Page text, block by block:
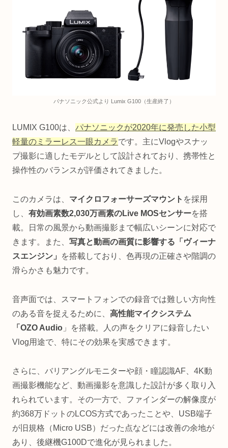
パナソニック公式より Lumix G100（生産終了）
LUMIX G100は、 パナソニックが2020年に発売した小型
軽量のミラーレス一眼カメラです。主にVlogやスナッ
プ撮影に適したモデルとして設計されており、携帯性と
操作性のバランスが評価されてきました。
このカメラは、 マイクロフォーサーズマウント を採用
し、 有効画素数2,030万画素のLive MOSセンサーを搭
載。日常の風景から動画撮影まで幅広いシーンに対応で
きます。また、 写真と動画の画質に影響する「ヴィーナ
スエンジン」
を搭載しており、色再現の正確さや階調の
滑らかさも魅力です。
音声面では、スマートフォンでの録音では難しい方向性
のある音を捉えるために、 高性能マイクシステム
「OZO Audio 」を搭載。人の声をクリアに録音したい
Vlog用途で、特にその効果を実感できます。
さらに、バリアングルモニターや顔・瞳認識AF、4K動
画撮影機能など、動画撮影を意識した設計が多く取り入
れられています。その一方で、ファインダーの解像度が
約368万ドットのLCOS方式であったことや、USB端子
が旧規格（Micro USB）だった点などには改善の余地が
あり、後継機G100Dで進化が見られました。